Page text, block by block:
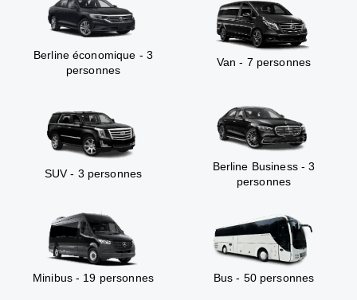
Berline économique - 3
personnes
Van - 7 personnes
SUV - 3 personnes
Berline Business - 3
personnes
Minibus - 19 personnes Bus - 50 personnes